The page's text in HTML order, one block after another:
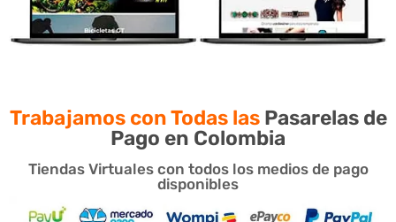
Trabajamos con Todas las Pasarelas de
Pago en Colombia
Tiendas Virtuales con todos los medios de pago
disponibles